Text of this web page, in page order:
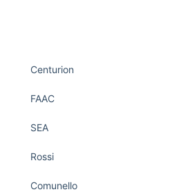
Centurion
FAAC
SEA
Rossi
Comunello